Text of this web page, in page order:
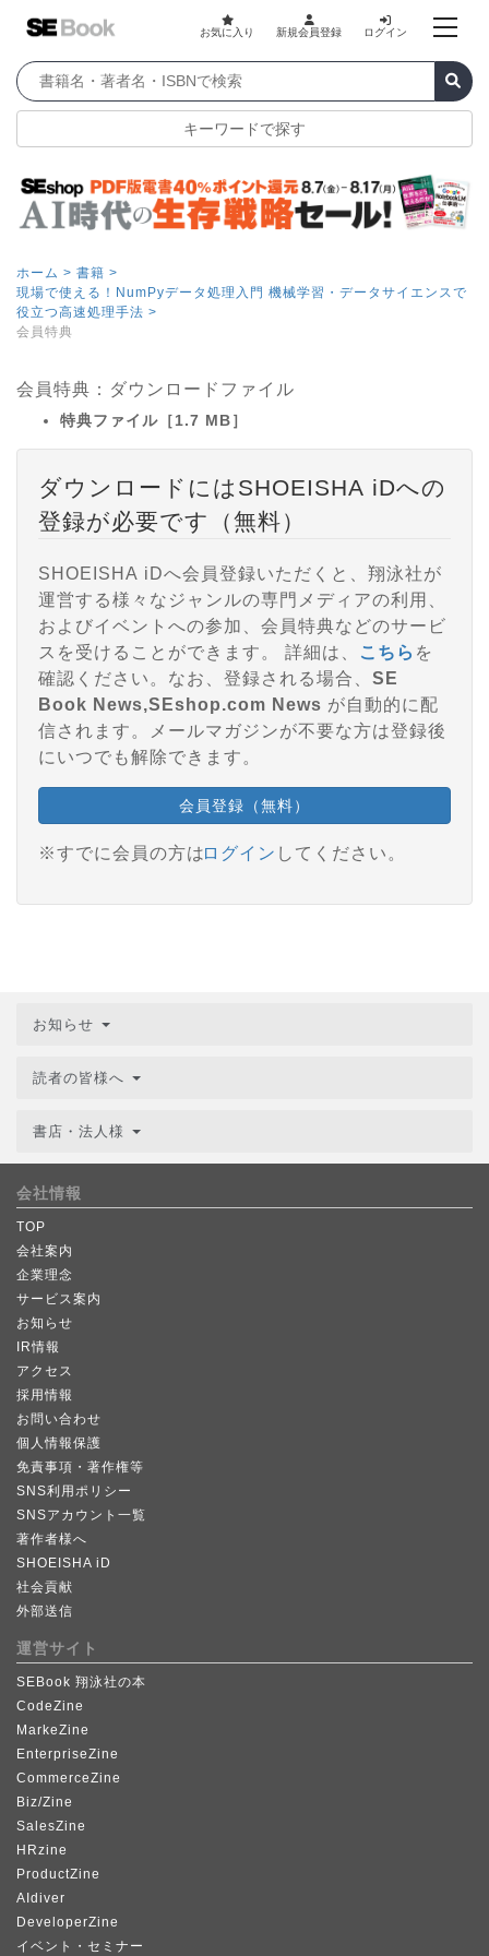
お気に入り 新規会員登録 ログイン
キーワードで探す
ホーム > 書籍 >
現場で使える！NumPyデータ処理入門 機械学習・データサイエンスで
役立つ高速処理手法 >
会員特典
会員特典：ダウンロードファイル
特典ファイル［1.7 MB］
ダウンロードにはSHOEISHA iDへの
登録が必要です（無料）
SHOEISHA iDへ会員登録いただくと、翔泳社が
運営する様々なジャンルの専門メディアの利用、
およびイベントへの参加、会員特典などのサービ
スを受けることができます。 詳細は、
こちら を
確認ください。なお、登録される場合、 SE
Book News,SEshop.com News が自動的に配
信されます。メールマガジンが不要な方は登録後
にいつでも解除できます。
会員登録（無料）
※すでに会員の方はログイン してください。
お知らせ
読者の皆様へ
書店・法人様
会社情報
TOP
会社案内
企業理念
サービス案内
お知らせ
IR情報
アクセス
採用情報
お問い合わせ
個人情報保護
免責事項・著作権等
SNS利用ポリシー
SNSアカウント一覧
著作者様へ
SHOEISHA iD
社会貢献
外部送信
運営サイト
SEBook 翔泳社の本
CodeZine
MarkeZine
EnterpriseZine
CommerceZine
Biz/Zine
SalesZine
HRzine
ProductZine
AIdiver
DeveloperZine
イベント・セミナー